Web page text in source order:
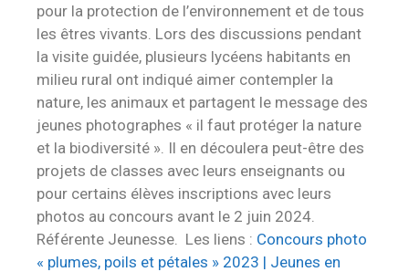
pour la protection de l’environnement et de tous
les êtres vivants. Lors des discussions pendant
la visite guidée, plusieurs lycéens habitants en
milieu rural ont indiqué aimer contempler la
nature, les animaux et partagent le message des
jeunes photographes « il faut protéger la nature
et la biodiversité ». Il en découlera peut-être des
projets de classes avec leurs enseignants ou
pour certains élèves inscriptions avec leurs
photos au concours avant le 2 juin 2024.
Référente Jeunesse. Les liens : Concours photo
« plumes, poils et pétales » 2023 | Jeunes en